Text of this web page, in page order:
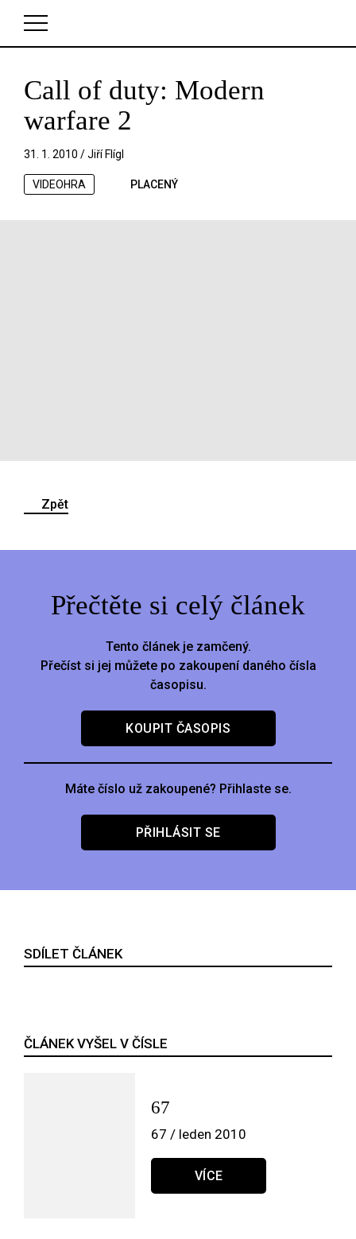
V košíku zatím nemáte žádné položky.
Call of duty: Modern
warfare 2
31. 1. 2010 /Jiří Flígl
VIDEOHRA PLACENÝ
Zpět
Přečtěte si celý článek
Tento článek je zamčený.
Přečíst si jej můžete po zakoupení daného čísla
časopisu.
KOUPIT ČASOPIS
Máte číslo už zakoupené? Přihlaste se.
PŘIHLÁSIT SE
SDÍLET ČLÁNEK
ČLÁNEK VYŠEL V ČÍSLE
67
67 / leden 2010
VÍCE